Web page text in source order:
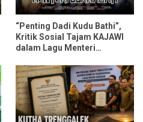
“Penting Dadi Kudu Bathi”,
Kritik Sosial Tajam KAJAWI
dalam Lagu Menteri